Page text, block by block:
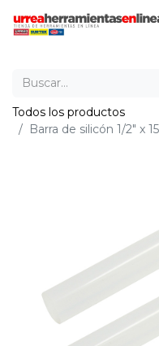
Todos los productos
Barra de silicón 1/2" x